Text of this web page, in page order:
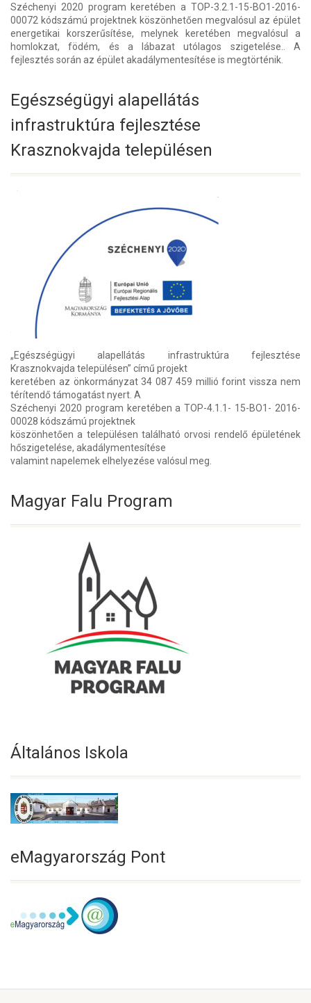
Széchenyi 2020 program keretében a TOP-3.2.1-15-BO1-2016-
00072 kódszámú projektnek köszönhetően megvalósul az épület
energetikai korszerűsítése, melynek keretében megvalósul a
homlokzat, födém, és a lábazat utólagos szigetelése.. A
fejlesztés során az épület akadálymentesítése is megtörténik.
Egészségügyi alapellátás
infrastruktúra fejlesztése
Krasznokvajda településen
„Egészségügyi alapellátás infrastruktúra fejlesztése
Krasznokvajda településen” című projekt
keretében az önkormányzat 34 087 459 millió forint vissza nem
térítendő támogatást nyert. A
Széchenyi 2020 program keretében a TOP-4.1.1- 15-BO1- 2016-
00028 kódszámú projektnek
köszönhetően a településen található orvosi rendelő épületének
hőszigetelése, akadálymentesítése
valamint napelemek elhelyezése valósul meg.
Magyar Falu Program
Általános Iskola
eMagyarország Pont